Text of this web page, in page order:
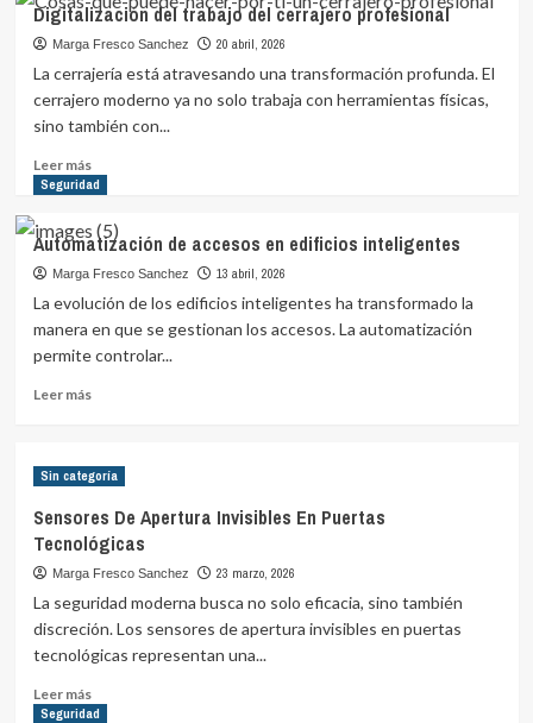
Inteligentes
Para
Controlar
Desde
App
Digitalización del trabajo del cerrajero profesional
Marga Fresco Sanchez 20 abril, 2026
La cerrajería está atravesando una transformación profunda. El
cerrajero moderno ya no solo trabaja con herramientas físicas,
sino también con...
Leer másLeer
más
Digitalización
del
trabajo
del
profesional
Seguridad
Automatización de accesos en edificios inteligentes
Marga Fresco Sanchez 13 abril, 2026
La evolución de los edificios inteligentes ha transformado la
manera en que se gestionan los accesos. La automatización
permite controlar...
Leer másLeer
de
en
edificios
inteligentes
Sin categoría
Sensores De Apertura Invisibles En Puertas
Tecnológicas
Marga Fresco Sanchez 23 marzo, 2026
La seguridad moderna busca no solo eficacia, sino también
discreción. Los sensores de apertura invisibles en puertas
tecnológicas representan una...
Leer másLeer
más
Seguridad